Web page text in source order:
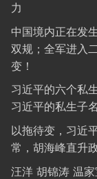
力
中国境内正在发
双规；全军进入
变！
习近平的六个私
习近平的私生子
以拖待变，习近
常，胡海峰直升
汪洋 胡锦涛 温